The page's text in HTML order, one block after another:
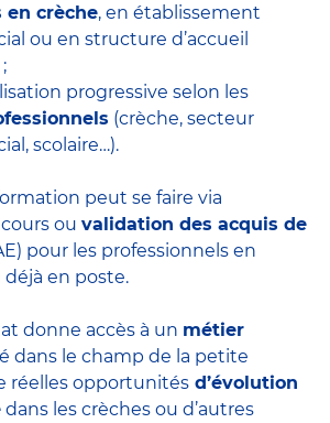
en crèche, en établissement
ou en structure d’accueil
progressive selon les
(crèche, secteur
scolaire…).
peut se faire via
ou validation des acquis de
pour les professionnels en
en poste.
donne accès à un métier
dans le champ de la petite
réelles opportunités d’évolution
dans les crèches ou d’autres